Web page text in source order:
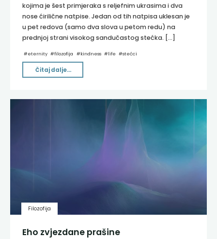
kojima je šest primjeraka s reljefnim ukrasima i dva
nose ćirilične natpise. Jedan od tih natpisa uklesan je
u pet redova (samo dva slova u petom redu) na
prednjoj strani visokog sandučastog stećka. […]
#eternity #filozofija #kindness #life #stećci
Čitaj dalje...
Filozofija
Eho zvjezdane prašine